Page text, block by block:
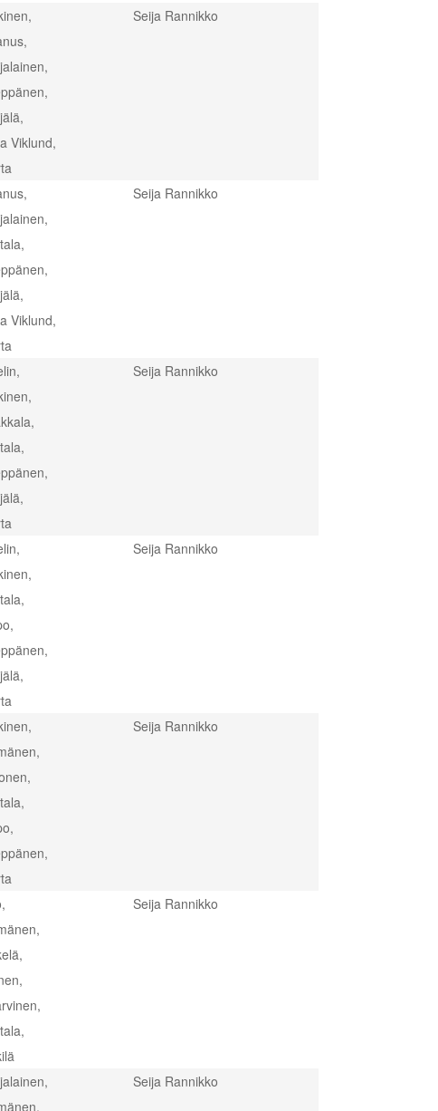
Viklund,
Seija Rannikko
Viklund,
Seija Rannikko
Seija Rannikko
Seija Rannikko
Seija Rannikko
Seija Rannikko
Seija Rannikko